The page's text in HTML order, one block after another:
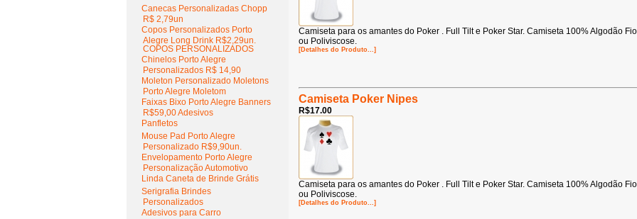
Canecas Personalizadas Chopp
R$ 2,79un
Copos Personalizados Porto
Alegre Long Drink R$2,29un.
COPOS PERSONALIZADOS
Chinelos Porto Alegre
Personalizados R$ 14,90
Moleton Personalizado Moletons
Porto Alegre Moletom
Faixas Bixo Porto Alegre Banners
R$59,00 Adesivos
Panfletos
Mouse Pad Porto Alegre
Personalizado R$9,90un.
Envelopamento Porto Alegre
Personalização Automotivo
Linda Caneta de Brinde Grátis
Serigrafia Brindes
Personalizados
Adesivos para Carro
Camiseta para os amantes do Poker . Full Tilt e Poker Star. Camiseta 100% Algodão
ou Poliviscose.
[Detalhes do Produto...]
Camiseta Poker Nipes
R$17.00
Camiseta para os amantes do Poker . Full Tilt e Poker Star. Camiseta 100% Algodão
ou Poliviscose.
[Detalhes do Produto...]